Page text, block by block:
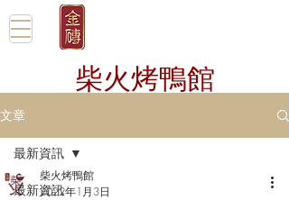
柴火烤鴨館
文章
最新資訊
最新資訊
柴火烤鴨館
2022年1月3日